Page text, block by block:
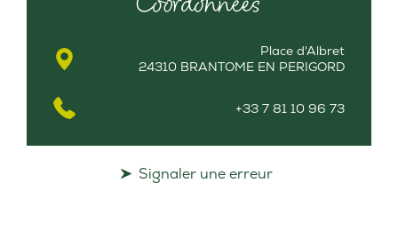
Place d'Albret
24310 BRANTOME EN PERIGORD
+33 7 81 10 96 73
Signaler une erreur